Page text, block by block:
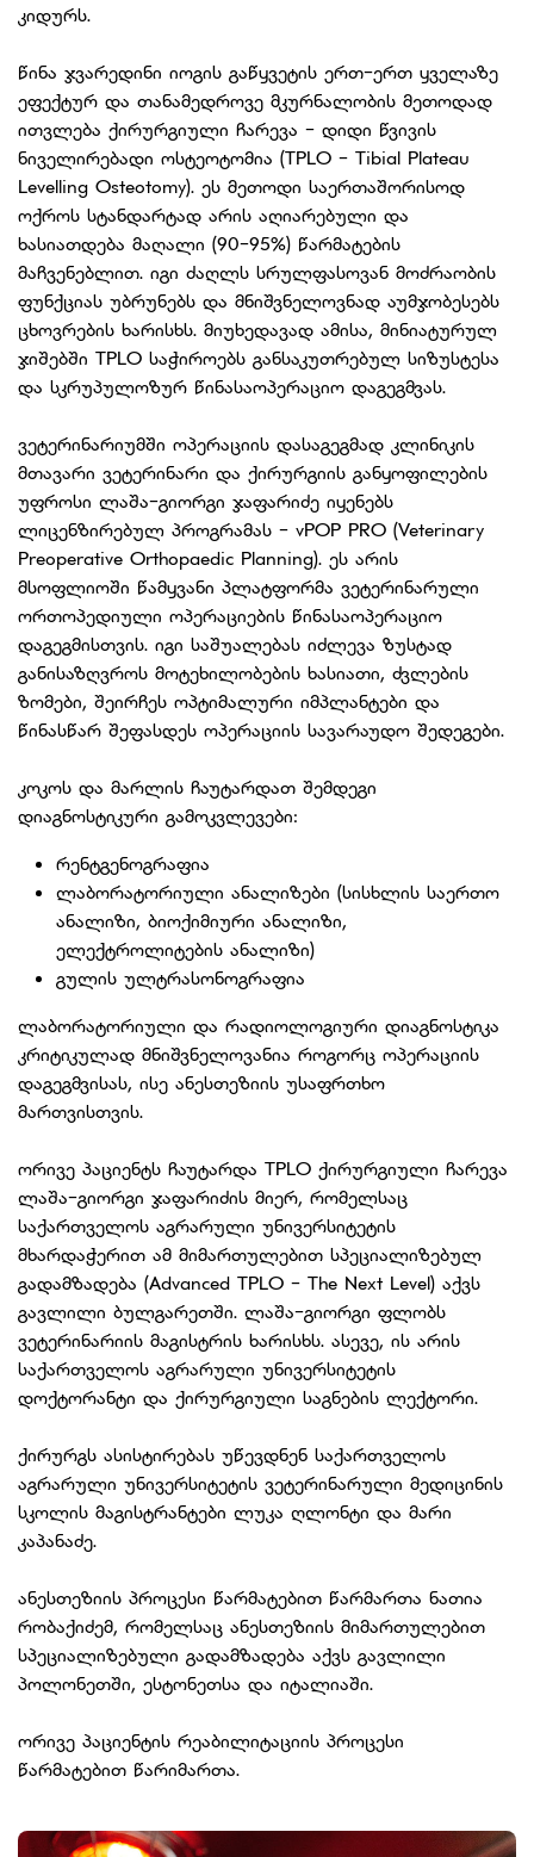
კიდურს.
წინა ჯვარედინი იოგის გაწყვეტის ერთ-ერთ ყველაზე
ეფექტურ და თანამედროვე მკურნალობის მეთოდად
ითვლება ქირურგიული ჩარევა - დიდი წვივის
ნიველირებადი ოსტეოტომია (TPLO - Tibial Plateau
Levelling Osteotomy). ეს მეთოდი საერთაშორისოდ
ოქროს სტანდარტად არის აღიარებული და
ხასიათდება მაღალი (90-95%) წარმატების
მაჩვენებლით. იგი ძაღლს სრულფასოვან მოძრაობის
ფუნქციას უბრუნებს და მნიშვნელოვნად აუმჯობესებს
ცხოვრების ხარისხს. მიუხედავად ამისა, მინიატურულ
ჯიშებში TPLO საჭიროებს განსაკუთრებულ სიზუსტესა
და სკრუპულოზურ წინასაოპერაციო დაგეგმვას.
ვეტერინარიუმში ოპერაციის დასაგეგმად კლინიკის
მთავარი ვეტერინარი და ქირურგიის განყოფილების
უფროსი ლაშა-გიორგი ჯაფარიძე იყენებს
ლიცენზირებულ პროგრამას - vPOP PRO (Veterinary
Preoperative Orthopaedic Planning). ეს არის
მსოფლიოში წამყვანი პლატფორმა ვეტერინარული
ორთოპედიული ოპერაციების წინასაოპერაციო
დაგეგმისთვის. იგი საშუალებას იძლევა ზუსტად
განისაზღვროს მოტეხილობების ხასიათი, ძვლების
ზომები, შეირჩეს ოპტიმალური იმპლანტები და
წინასწარ შეფასდეს ოპერაციის სავარაუდო შედეგები.
კოკოს და მარლის ჩაუტარდათ შემდეგი
დიაგნოსტიკური გამოკვლევები:
რენტგენოგრაფია
ლაბორატორიული ანალიზები (სისხლის საერთო
ანალიზი, ბიოქიმიური ანალიზი,
ელექტროლიტების ანალიზი)
გულის ულტრასონოგრაფია
ლაბორატორიული და რადიოლოგიური დიაგნოსტიკა
კრიტიკულად მნიშვნელოვანია როგორც ოპერაციის
დაგეგმვისას, ისე ანესთეზიის უსაფრთხო
მართვისთვის.
ორივე პაციენტს ჩაუტარდა TPLO ქირურგიული ჩარევა
ლაშა-გიორგი ჯაფარიძის მიერ, რომელსაც
საქართველოს აგრარული უნივერსიტეტის
მხარდაჭერით ამ მიმართულებით სპეციალიზებულ
გადამზადება (Advanced TPLO - The Next Level) აქვს
გავლილი ბულგარეთში. ლაშა-გიორგი ფლობს
ვეტერინარიის მაგისტრის ხარისხს. ასევე, ის არის
საქართველოს აგრარული უნივერსიტეტის
დოქტორანტი და ქირურგიული საგნების ლექტორი.
ქირურგს ასისტირებას უწევდნენ საქართველოს
აგრარული უნივერსიტეტის ვეტერინარული მედიცინის
სკოლის მაგისტრანტები ლუკა ღლონტი და მარი
კაპანაძე.
ანესთეზიის პროცესი წარმატებით წარმართა ნათია
რობაქიძემ, რომელსაც ანესთეზიის მიმართულებით
სპეციალიზებული გადამზადება აქვს გავლილი
პოლონეთში, ესტონეთსა და იტალიაში.
ორივე პაციენტის რეაბილიტაციის პროცესი
წარმატებით წარიმართა.